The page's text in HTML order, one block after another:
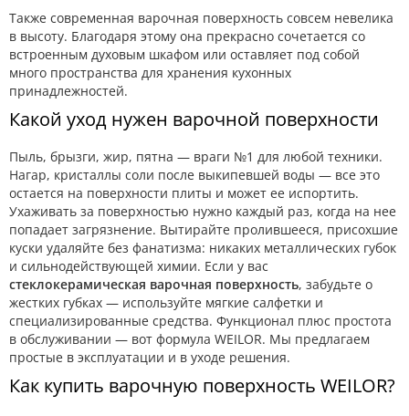
Также современная варочная поверхность совсем невелика
в высоту. Благодаря этому она прекрасно сочетается со
встроенным духовым шкафом или оставляет под собой
много пространства для хранения кухонных
принадлежностей.
Какой уход нужен варочной поверхности
Пыль, брызги, жир, пятна — враги №1 для любой техники.
Нагар, кристаллы соли после выкипевшей воды — все это
остается на поверхности плиты и может ее испортить.
Ухаживать за поверхностью нужно каждый раз, когда на нее
попадает загрязнение. Вытирайте пролившееся, присохшие
куски удаляйте без фанатизма: никаких металлических губок
и сильнодействующей химии. Если у вас
стеклокерамическая варочная поверхность, забудьте о
жестких губках — используйте мягкие салфетки и
специализированные средства. Функционал плюс простота
в обслуживании — вот формула WEILOR. Мы предлагаем
простые в эксплуатации и в уходе решения.
Как купить варочную поверхность WEILOR?